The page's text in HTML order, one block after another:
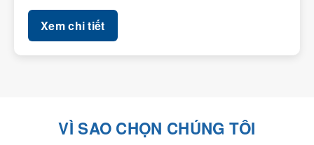
Xem chi tiết
VÌ SAO CHỌN CHÚNG TÔI